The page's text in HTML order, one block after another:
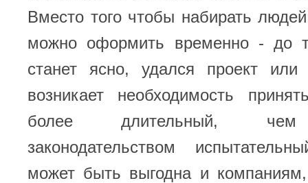
Вместо того чтобы набирать
можно оформить временно - до
станет ясно, удался проект или
возникает необходимость
более длительный, чем
законодательством
может быть выгодна и